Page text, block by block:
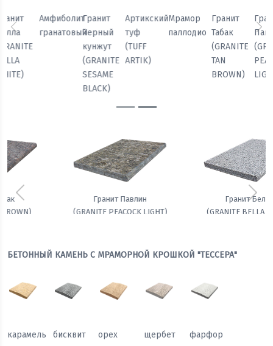
Мрамор
паллодио
Гранит
Табак
(GRANITE
BROWN)
Гранит
Павлин
(GRANITE
PEACOCK
LIGHT)
Гранит
(GRANITE
BELLA
Амфиболит
гранатовый
Гранит
Черный
кунжут
(GRANITE
SESAME
Предыдущий
Гранит Белла
(GRANITE BELLA WHITE)
Амфиболит гранатовый
Предыдущий
БЕТОННЫЙ КАМЕНЬ С МРАМОРНОЙ КРОШКОЙ "ТЕССЕРА"
карамель бисквит орех щербет фарфор